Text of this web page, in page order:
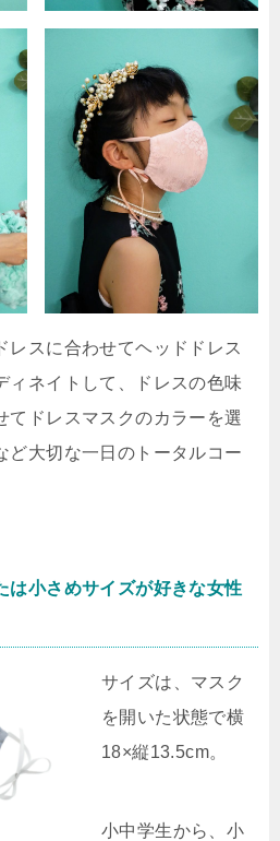
レスに合わせてヘッドドレス
ィネイトして、ドレスの色味
てドレスマスクのカラーを選
ど大切な一日のトータルコー
は小さめサイズが好きな女性
サイズは、マスク
を開いた状態で横
18×縦13.5cm。
小中学生から、小